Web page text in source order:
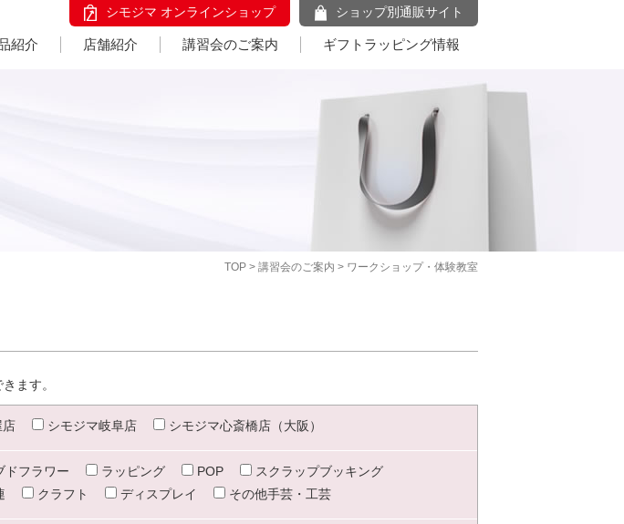
シモジマ オンラインショップ ショップ別通販サイト
紹介 店舗紹介 講習会のご案内 ギフトラッピング情報
TOP > 講習会のご案内 > ワークショップ・体験教室
ます。
店 シモジマ岐阜店 シモジマ心斎橋店（大阪）
ドフラワー ラッピング POP
スクラップブッキング
クラフト ディスプレイ その他手芸・工芸